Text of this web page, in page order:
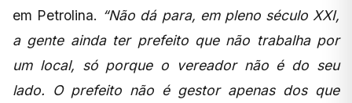
em Petrolina. “Não dá para, em pleno século XXI,
a gente ainda ter prefeito que não trabalha por
um local, só porque o vereador não é do seu
lado. O prefeito não é gestor apenas dos que